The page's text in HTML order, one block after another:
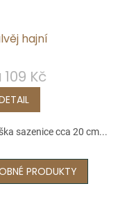
hajní
109 Kč
sazenice cca 20 cm...
PRODUKTY